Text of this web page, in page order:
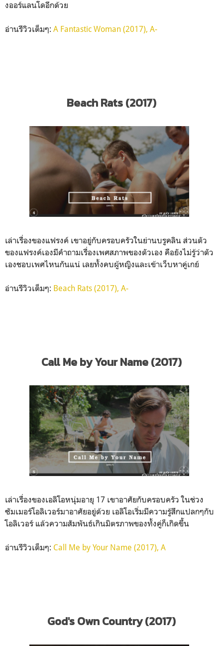
งออร์แลนโดอีกด้วย
อ่านรีวิวเต็มๆ: A Fantastic Woman (2017), A-
Beach Rats (2017)
เล่าเรื่องของแฟรงค์ เขาอยู่กับครอบครัวในย่านบรูคลิน ส่วนตัว
ของแฟรงค์เองมีคำถามเรื่องเพศสภาพของตัวเอง คือยังไม่รู้ว่าตัว
เองชอบเพศไหนกันแน่ เลยทั้งคบผู้หญิงและเข้าเว็บหาคู่เกย์
อ่านรีวิวเต็มๆ: Beach Rats (2017), A-
Call Me by Your Name (2017)
เล่าเรื่องของเอลิโอหนุ่มอายุ 17 เขาอาศัยกับครอบครัว ในช่วง
ซัมเมอร์โอลิเวอร์มาอาศัยอยู่ด้วย เอลิโอเริ่มมีความรู้สึกแปลกๆกับ
โอลิเวอร์ แล้วความสัมพันธ์เกินมิตรภาพของทั้งคู่ก็เกิดขึ้น
อ่านรีวิวเต็มๆ: Call Me by Your Name (2017), A
God's Own Country (2017)